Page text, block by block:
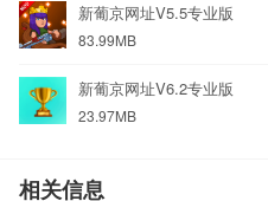
新葡京网址V5.5专业版
83.99MB
新葡京网址V6.2专业版
23.97MB
相关信息